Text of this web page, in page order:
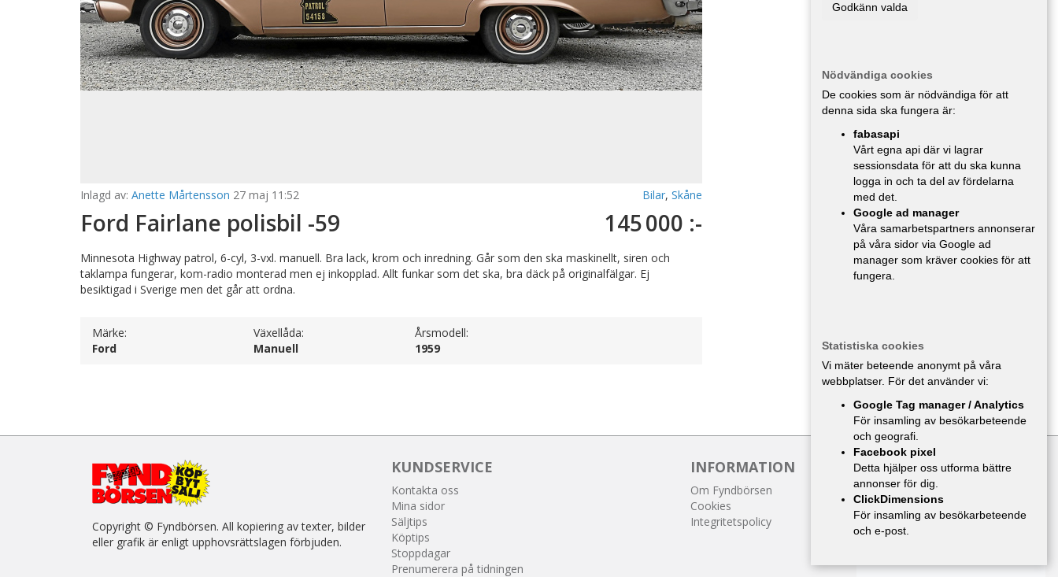
Inlagd av: Anette Mårtensson 27 maj 11:52 Bilar, Skåne
Ford Fairlane polisbil -59 145 000 :-
Minnesota Highway patrol, 6-cyl, 3-vxl. manuell. Bra lack, krom och inredning. Går som den ska maskinellt, siren och
taklampa fungerar, kom-radio monterad men ej inkopplad. Allt funkar som det ska, bra däck på originalfälgar. Ej
besiktigad i Sverige men det går att ordna.
Märke:
Ford
Växellåda:
Manuell
Årsmodell:
1959
Copyright © Fyndbörsen. All kopiering av texter, bilder
eller grafik är enligt upphovsrättslagen förbjuden.
KUNDSERVICE
Kontakta oss
Mina sidor
Säljtips
Köptips
Stoppdagar
Prenumerera på tidningen
INFORMATION
Om Fyndbörsen
Cookies
Integritetspolicy
Godkänn valda
Nödvändiga cookies
De cookies som är nödvändiga för att
denna sida ska fungera är:
fabasapi
Vårt egna api där vi lagrar
sessionsdata för att du ska kunna
logga in och ta del av fördelarna
med det.
Google ad manager
Våra samarbetspartners annonserar
på våra sidor via Google ad
manager som kräver cookies för att
fungera.
Statistiska cookies
Vi mäter beteende anonymt på våra
webbplatser. För det använder vi:
Google Tag manager / Analytics
För insamling av besökarbeteende
och geografi.
Facebook pixel
Detta hjälper oss utforma bättre
annonser för dig.
ClickDimensions
För insamling av besökarbeteende
och e-post.